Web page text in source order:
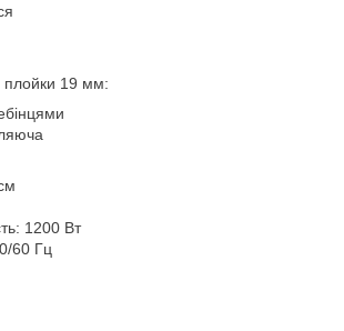
плойки 19 мм:
1200 Вт
60 Гц